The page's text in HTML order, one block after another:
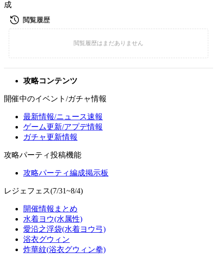
成
攻略コンテンツ
開催中のイベント/ガチャ情報
最新情報/ニュース速報
ゲーム更新/アプデ情報
ガチャ更新情報
攻略パーティ投稿機能
攻略パーティ編成掲示板
レジェフェス(7/31~8/4)
開催情報まとめ
水着ヨウ(水属性)
愛沿之浮袋(水着ヨウ弓)
浴衣グウィン
炸華紋(浴衣グウィン拳)